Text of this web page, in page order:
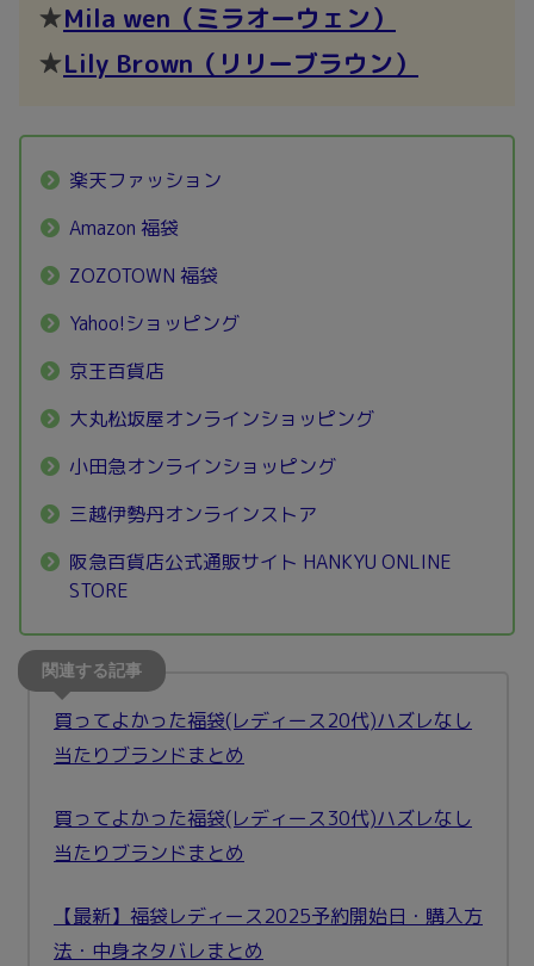
★Mila wen（ミラオーウェン）
★Lily Brown （ リリーブラウン）
楽天ファッション
Amazon 福袋
ZOZOTOWN 福袋
Yahoo!ショッピング
京王百貨店
大丸松坂屋オンラインショッピング
小田急オンラインショッピング
三越伊勢丹オンラインストア
阪急百貨店公式通販サイト HANKYU ONLINE
STORE
買ってよかった福袋(レディース20代)ハズレなし
当たりブランドまとめ
買ってよかった福袋(レディース30代)ハズレなし
当たりブランドまとめ
【最新】福袋レディース2025予約開始日・購入方
法・中身ネタバレまとめ